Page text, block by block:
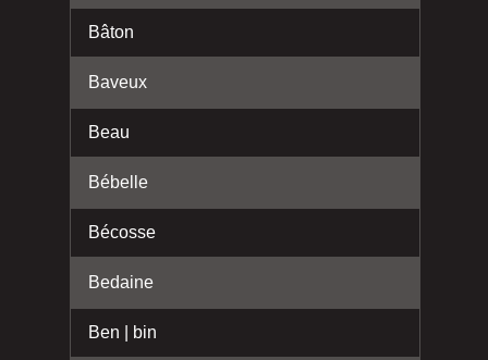
Bâton
Baveux
Beau
Bébelle
Bécosse
Bedaine
Ben | bin